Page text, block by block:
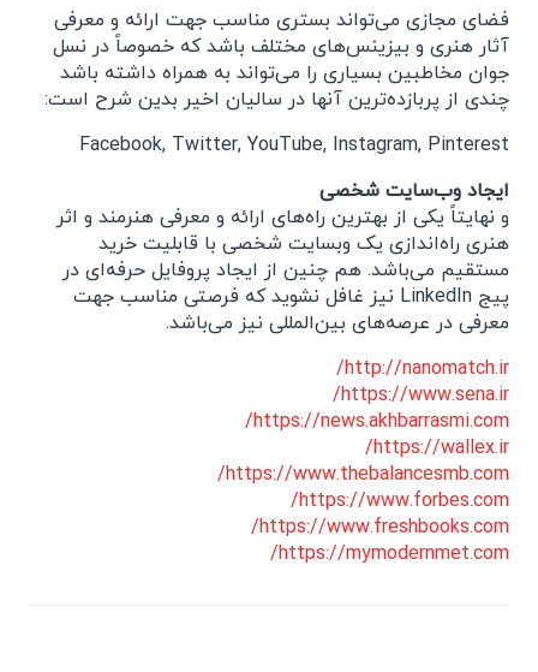
فضای مجازی می‌تواند بستری مناسب جهت ارائه و معرفی
آثار هنری و بیزینس‌های مختلف باشد که خصوصاً در نسل
جوان مخاطبین بسیاری را می‌تواند به همراه داشته باشد
چندی از پربازده‌ترین آنها در سالیان اخیر بدین شرح است:
Facebook, Twitter, YouTube, Instagram, Pinterest
ایجاد وب‌سایت شخصی
و نهایتاً یکی از بهترین راه‌های ارائه و معرفی هنرمند و اثر
هنری راه‌اندازی یک وبسایت شخصی با قابلیت خرید
مستقیم می‌باشد. هم چنین از ایجاد پروفایل حرفه‌ای در
پیج LinkedIn نیز غافل نشوید که فرصتی مناسب جهت
معرفی در عرصه‌های بین‌المللی نیز می‌باشد.
http://nanomatch.ir/
https://www.sena.ir/
https://news.akhbarrasmi.com/
https://wallex.ir/
https://www.thebalancesmb.com/
https://www.forbes.com/
https://www.freshbooks.com/
https://mymodernmet.com/